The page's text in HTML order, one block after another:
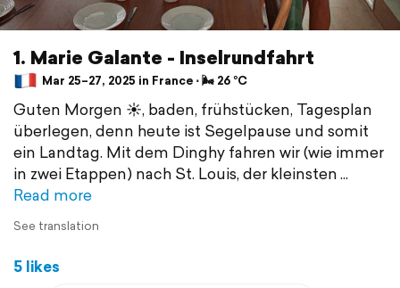
1. Marie Galante - Inselrundfahrt
Mar 25–27, 2025 in France ⋅ 🌬 26 °C
Guten Morgen ☀️, baden, frühstücken, Tagesplan
überlegen, denn heute ist Segelpause und somit
ein Landtag. Mit dem Dinghy fahren wir (wie immer
in zwei Etappen) nach St. Louis, der kleinsten
Read more
See translation
5 likes